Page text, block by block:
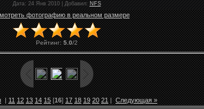
Дата: 24 Янв 2010 | Добавил: NFS
фотографию в реальном размере
Рейтинг:5.0/2
|11 12 13 14 15[16]17 18 19 20 21|Следующая »